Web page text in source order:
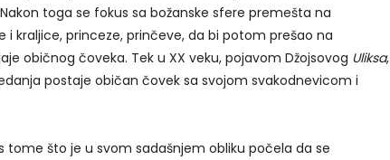
toga se fokus sa božanske sfere premešta na
i kraljice, princeze, prinčeve, da bi potom prešao na
običnog čoveka. Tek u XX veku, pojavom Džojsovog Uliksa,
postaje običan čovek sa svojom svakodnevicom i
tome što je u svom sadašnjem obliku počela da se